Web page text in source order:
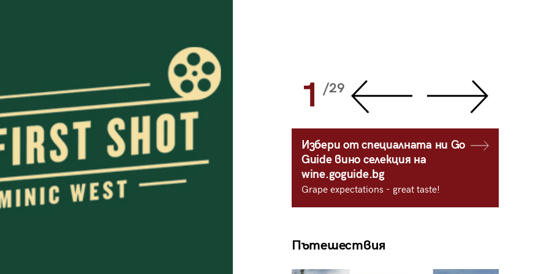
29/29 1 /29
Избери от специалната ни Go
Guide вино селекция на
wine.goguide.bg
Grape expectations - great taste!
Пътешествия